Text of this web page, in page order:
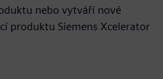
nebo vytváří nové
produktu Siemens Xcelerator